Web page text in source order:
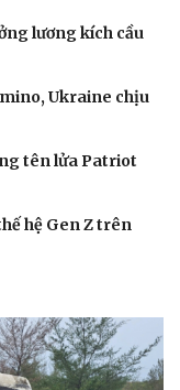
lương kích cầu
Ukraine chịu
tên lửa Patriot
hệ Gen Z trên